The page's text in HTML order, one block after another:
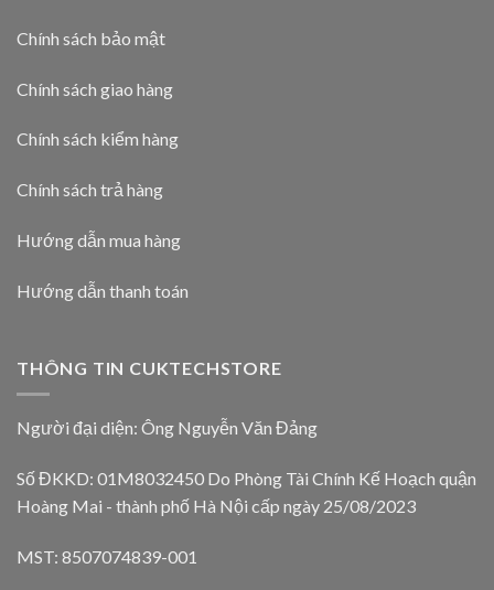
Chính sách bảo mật
Chính sách giao hàng
Chính sách kiểm hàng
Chính sách trả hàng
Hướng dẫn mua hàng
Hướng dẫn thanh toán
THÔNG TIN CUKTECHSTORE
Người đại diện: Ông Nguyễn Văn Đảng
Số ĐKKD: 01M8032450 Do Phòng Tài Chính Kế Hoạch quận
Hoàng Mai - thành phố Hà Nội cấp ngày 25/08/2023
MST: 8507074839-001